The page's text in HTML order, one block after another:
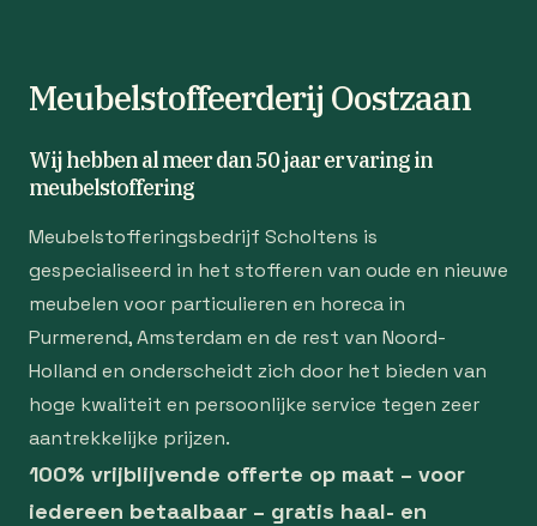
Meubelstoffeerderij Oostzaan
Wij hebben al meer dan 50 jaar ervaring in
meubelstoffering
Meubelstofferingsbedrijf Scholtens is
gespecialiseerd in het stofferen van oude en nieuwe
meubelen voor particulieren en horeca in
Purmerend, Amsterdam en de rest van Noord-
Holland en onderscheidt zich door het bieden van
hoge kwaliteit en persoonlijke service tegen zeer
aantrekkelijke prijzen.
100% vrijblijvende offerte op maat – voor
iedereen betaalbaar – gratis haal- en